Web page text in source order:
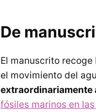
De
El manuscrito
el movimiento del
extraordinariamente
fósiles marinos en